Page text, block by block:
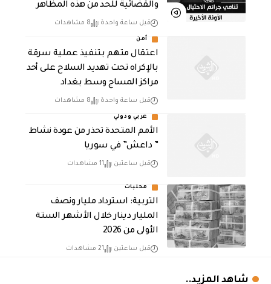
والقضائية للحد من هذه المظاهر
قبل ساعة واحدة 8 مشاهدات
أمن
اعتقال متهم بتنفيذ عملية سرقة
بالإكراه تحت تهديد السلاح على أحد
مراكز المساج وسط بغداد
قبل ساعة واحدة 8 مشاهدات
عربي ودولي
الأمم المتحدة تحذر من عودة نشاط
” داعش” في سوريا
قبل ساعتين 11 مشاهدات
محليات
التربية: استرداد مليار ونصف
المليار دينار خلال الأشهر الستة
الأولى من 2026
قبل ساعتين 21 مشاهدات
شاهد المزيد..